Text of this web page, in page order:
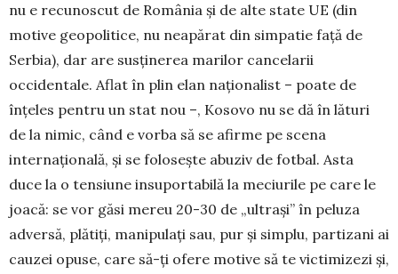
nu e recunoscut de România și de alte state UE (din
motive geopolitice, nu neapărat din simpatie față de
Serbia), dar are susținerea marilor cancelarii
occidentale. Aflat în plin elan naționalist – poate de
înțeles pentru un stat nou –, Kosovo nu se dă în lături
de la nimic, când e vorba să se afirme pe scena
internațională, și se folosește abuziv de fotbal. Asta
duce la o tensiune insuportabilă la meciurile pe care le
joacă: se vor găsi mereu 20-30 de „ultrași” în peluza
adversă, plătiți, manipulați sau, pur și simplu, partizani ai
cauzei opuse, care să-ți ofere motive să te victimizezi și,